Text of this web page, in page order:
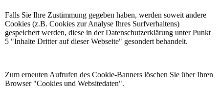
Falls Sie Ihre Zustimmung gegeben haben, werden soweit andere
Cookies (z.B. Cookies zur Analyse Ihres Surfverhaltens)
gespeichert werden, diese in der Datenschutzerklärung unter Punkt
5 "Inhalte Dritter auf dieser Webseite" gesondert behandelt.
Zum erneuten Aufrufen des Cookie-Banners löschen Sie über Ihren
Browser "Cookies und Websitedaten".